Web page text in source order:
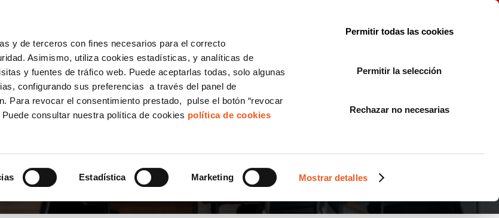
y de terceros con fines necesarios para el correcto
Asimismo, utiliza cookies estadísticas, y analíticas de
y fuentes de tráfico web. Puede aceptarlas todas, solo algunas
configurando sus preferencias a través del panel de
Para revocar el consentimiento prestado, pulse el botón “revocar
consultar nuestra política de cookies política de cookies
Estadística Marketing Mostrar detalles
Permitir todas las cookies
Permitir la selección
Rechazar no necesarias
CONSULTORÍA ECOMMERCE LSSI CANAL DENUNCIAS